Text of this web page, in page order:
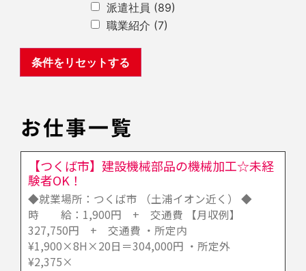
お仕事一覧
【つくば市】建設機械部品の機械加工☆未経
験者OK！
◆就業場所：つくば市 （土浦イオン近く） ◆
時 給：1,900円 + 交通費 【月収例】
327,750円 + 交通費 ・所定内
¥1,900×8H×20日＝304,000円 ・所定外
¥2,375×
派遣社員 (89)
職業紹介 (7)